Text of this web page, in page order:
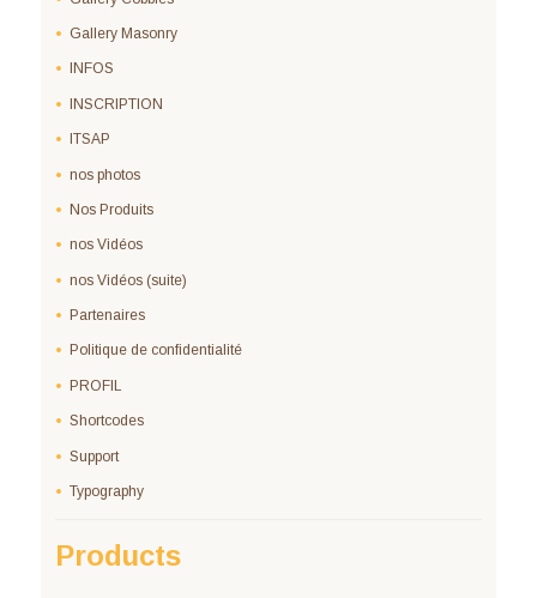
Gallery Masonry
INFOS
INSCRIPTION
ITSAP
nos photos
Nos Produits
nos Vidéos
nos Vidéos (suite)
Partenaires
Politique de confidentialité
PROFIL
Shortcodes
Support
Typography
Products